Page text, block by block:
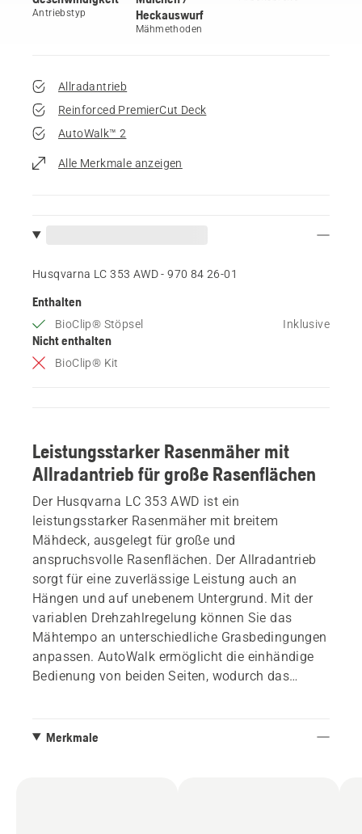
Antriebstyp
Heckauswurf
Mähmethoden
Allradantrieb
Reinforced PremierCut Deck
AutoWalk™ 2
Alle Merkmale anzeigen
Husqvarna LC 353 AWD - 970 84 26‑01
Enthalten
BioClip® Stöpsel Inklusive
Nicht enthalten
BioClip® Kit
Leistungsstarker Rasenmäher mit
Allradantrieb für große Rasenflächen
Der Husqvarna LC 353 AWD ist ein
leistungsstarker Rasenmäher mit breitem
Mähdeck, ausgelegt für große und
anspruchsvolle Rasenflächen. Der Allradantrieb
sorgt für eine zuverlässige Leistung auch an
Hängen und auf unebenem Untergrund. Mit der
variablen Drehzahlregelung können Sie das
Mähtempo an unterschiedliche Grasbedingungen
anpassen. AutoWalk ermöglicht die einhändige
Bedienung von beiden Seiten, wodurch das
Kollisionsschutz sorgt für eine lange
Merkmale